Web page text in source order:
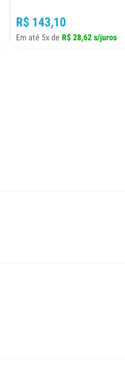
R$ 143,10
Em até 5x de R$ 28,62 s/juros